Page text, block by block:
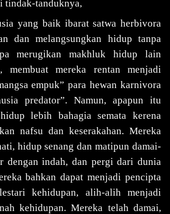
tindak-tanduknya,
yang baik ibarat satwa herbivora
dan melangsungkan hidup tanpa
merugikan makhluk hidup lain
membuat mereka rentan menjadi
empuk” para hewan karnivora
predator”. Namun, apapun itu
lebih bahagia semata kerena
nafsu dan keserakahan. Mereka
hidup senang dan matipun damai-
dengan indah, dan pergi dari dunia
bahkan dapat menjadi pencipta
kehidupan, alih-alih menjadi
kehidupan. Mereka telah damai,